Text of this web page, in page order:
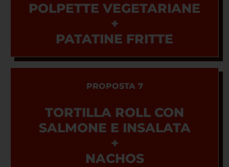
POLPETTE VEGETARIANE
+
PATATINE FRITTE
PROPOSTA 7
TORTILLA ROLL CON
SALMONE E INSALATA
+
NACHOS